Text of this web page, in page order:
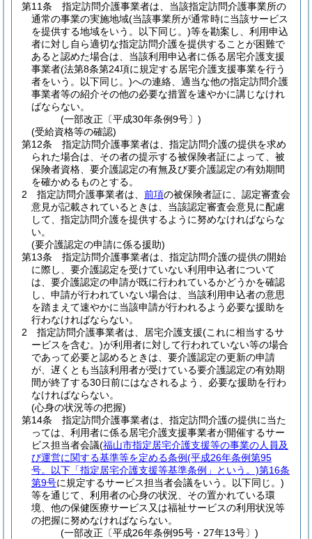
第11条
指定訪問介護事業者は、当該指定訪問介護事業所の
通常の事業の実施地域(当該事業所が通常時に当該サービス
を提供する地域をいう。以下同じ。)等を勘案し、利用申込
者に対し自ら適切な指定訪問介護を提供することが困難で
あると認めた場合は、当該利用申込者に係る居宅介護支援
事業者(法第8条第24項に規定する居宅介護支援事業を行う
者をいう。以下同じ。)への連絡、適当な他の指定訪問介護
事業者等の紹介その他の必要な措置を速やかに講じなけれ
ばならない。
(一部改正〔平成30年条例9号〕)
(受給資格等の確認)
第12条
指定訪問介護事業者は、指定訪問介護の提供を求め
られた場合は、その者の提示する被保険者証によって、被
保険者資格、要介護認定の有無及び要介護認定の有効期間
を確かめるものとする。
2
指定訪問介護事業者は、 前項の被保険者証に、認定審査会
意見が記載されているときは、当該認定審査会意見に配慮
して、指定訪問介護を提供するように努めなければならな
い。
(要介護認定の申請に係る援助)
第13条
指定訪問介護事業者は、指定訪問介護の提供の開始
に際し、要介護認定を受けていない利用申込者について
は、要介護認定の申請が既に行われているかどうかを確認
し、申請が行われていない場合は、当該利用申込者の意思
を踏まえて速やかに当該申請が行われるよう必要な援助を
行わなければならない。
2
指定訪問介護事業者は、居宅介護支援(これに相当するサ
ービスを含む。)が利用者に対して行われていない等の場合
であって必要と認めるときは、要介護認定の更新の申請
が、遅くとも当該利用者が受けている要介護認定の有効期
間が終了する30日前にはなされるよう、必要な援助を行わ
なければならない。
(心身の状況等の把握)
第14条
指定訪問介護事業者は、指定訪問介護の提供に当た
っては、利用者に係る居宅介護支援事業者が開催するサー
ビス担当者会議(福山市指定居宅介護支援等の事業の人員及
び運営に関する基準等を定める条例(平成26年条例第95
号。以下「指定居宅介護支援等基準条例」という。)第16条
第9号に規定するサービス担当者会議をいう。以下同じ。)
等を通じて、利用者の心身の状況、その置かれている環
境、他の保健医療サービス又は福祉サービスの利用状況等
の把握に努めなければならない。
(一部改正〔平成26年条例95号・27年13号〕)